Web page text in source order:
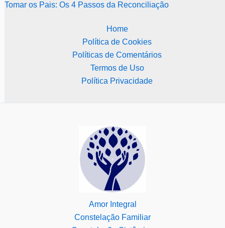
Tomar os Pais: Os 4 Passos da Reconciliação
Home
Política de Cookies
Políticas de Comentários
Termos de Uso
Política Privacidade
Amor Integral
Constelação Familiar